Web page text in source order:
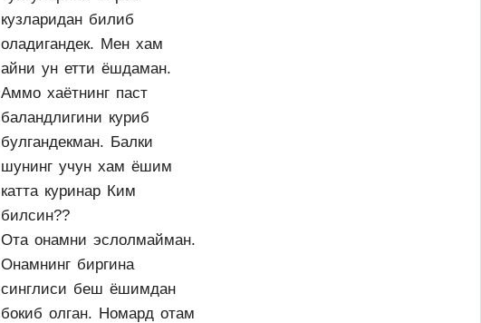
кузларидан билиб
оладигандек. Мен хам
айни ун етти ёшдаман.
Аммо хаётнинг паст
баландлигини куриб
булгандекман. Балки
шунинг учун хам ёшим
катта куринар Ким
билсин??
Ота онамни эслолмайман.
Онамнинг биргина
синглиси беш ёшимдан
бокиб олган. Номард отам